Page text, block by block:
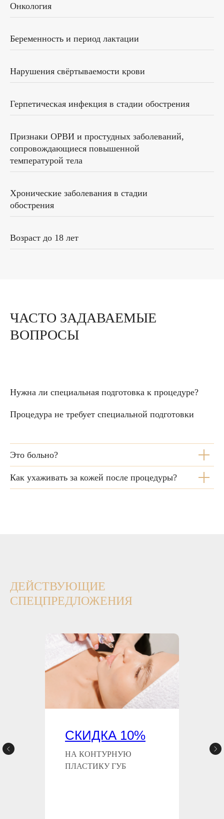
Онкология
Беременность и период лактации
Нарушения свёртываемости крови
Герпетическая инфекция в стадии обострения
Признаки ОРВИ и простудных заболеваний,
сопровождающиеся повышенной
температурой тела
Хронические заболевания в стадии
обострения
Возраст до 18 лет
ЧАСТО ЗАДАВАЕМЫЕ
ВОПРОСЫ
Нужна ли специальная подготовка к процедуре?
Процедура не требует специальной подготовки
Это больно?
Как ухаживать за кожей после процедуры?
ДЕЙСТВУЮЩИЕ
СПЕЦПРЕДЛОЖЕНИЯ
СКИДКА 10%
НА КОНТУРНУЮ
ПЛАСТИКУ ГУБ